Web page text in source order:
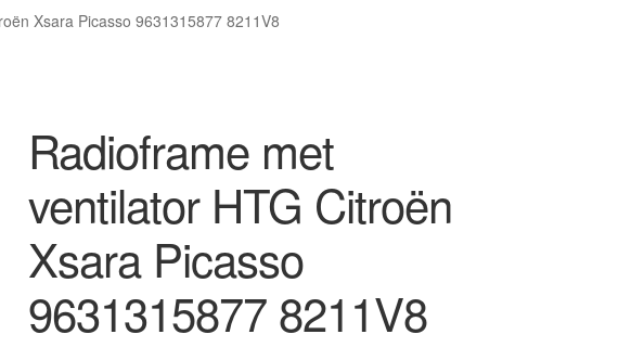
Xsara Picasso 9631315877 8211V8
Radioframe met
ventilator HTG Citroën
Xsara Picasso
9631315877 8211V8